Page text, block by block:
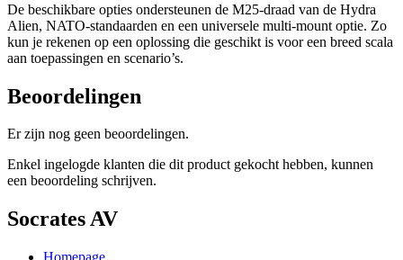
De beschikbare opties ondersteunen de M25-draad van de Hydra
Alien, NATO-standaarden en een universele multi-mount optie. Zo
kun je rekenen op een oplossing die geschikt is voor een breed scala
aan toepassingen en scenario’s.
Beoordelingen
Er zijn nog geen beoordelingen.
Enkel ingelogde klanten die dit product gekocht hebben, kunnen
een beoordeling schrijven.
Socrates AV